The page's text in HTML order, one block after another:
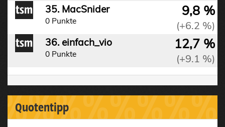
35. MacSnider
0 Punkte
9,8 %
(+6.2 %)
36. einfach_vio
0 Punkte
12,7 %
(+9.1 %)
Quotentipp